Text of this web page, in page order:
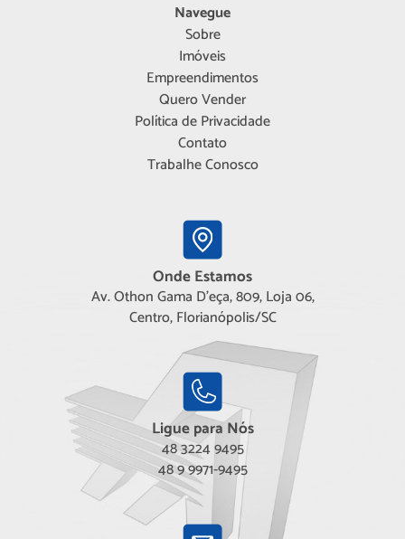
Navegue
Sobre
Imóveis
Empreendimentos
Quero Vender
Política de Privacidade
Contato
Trabalhe Conosco
Onde Estamos
Av. Othon Gama D'eça, 809, Loja 06,
Centro, Florianópolis/SC
Ligue para Nós
48 3224 9495
48 9 9971-9495